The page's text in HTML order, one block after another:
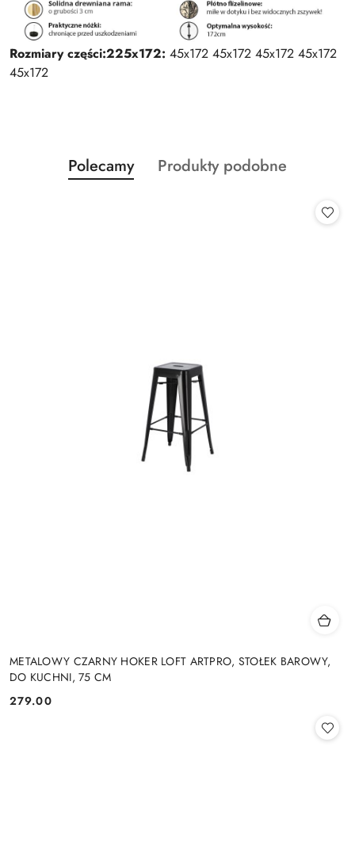
Rozmiary części:225x172: 45x172 45x172 45x172 45x172
45x172
Pomiń karuzelę produktów
Produkty
o
Polecamy
Produkty
Produkty podobne
METALOWY CZARNY HOKER LOFT ARTPRO, STOŁEK BAROWY,
DO KUCHNI, 75 CM
Cena:
279.00